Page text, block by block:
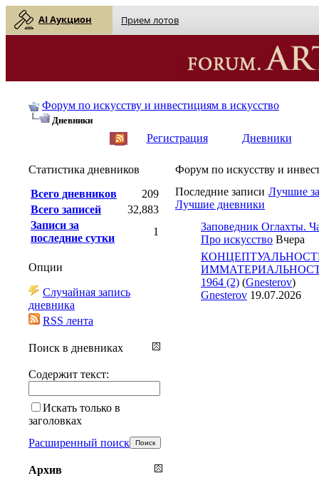
AI Аукцион Прием лотов
Форум по искусству и инвестициям в искусство
Дневники
Регистрация Дневники
Форум по искусству и
Последние записи Лучшие
Лучшие дневники
Заповедник Оглахты.
Про искусство Вчера
1964 (2) (Gnesterov)
Gnesterov 19.07.2026
Статистика дневников
Всего дневников
209
Всего записей
32,883
Записи за
последние сутки
1
Опции
Случайная запись
дневника
RSS лента
Поиск в дневниках
Содержит текст:
Искать только в
заголовках
Расширенный поиск
Архив